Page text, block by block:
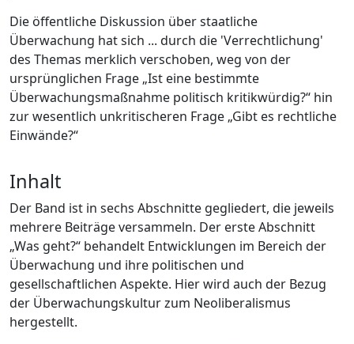
Die öffentliche Diskussion über staatliche
Überwachung hat sich ... durch die 'Verrechtlichung'
des Themas merklich verschoben, weg von der
ursprünglichen Frage „Ist eine bestimmte
Überwachungsmaßnahme politisch kritikwürdig?“ hin
zur wesentlich unkritischeren Frage „Gibt es rechtliche
Einwände?“
Inhalt
Der Band ist in sechs Abschnitte gegliedert, die jeweils
mehrere Beiträge versammeln. Der erste Abschnitt
„Was geht?“ behandelt Entwicklungen im Bereich der
Überwachung und ihre politischen und
gesellschaftlichen Aspekte. Hier wird auch der Bezug
der Überwachungskultur zum Neoliberalismus
hergestellt.